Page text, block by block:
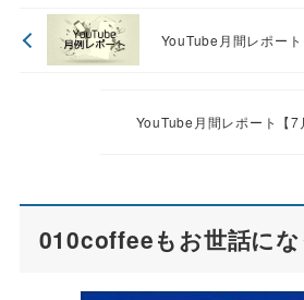
YouTube月間レポート
YouTube月間レポート【7
010coffeeもお世話に